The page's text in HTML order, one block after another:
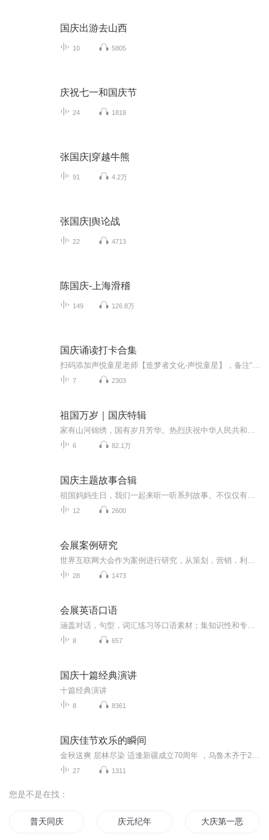
国庆出游去山西
10 5805
庆祝七一和国庆节
24 1818
张国庆|穿越牛熊
91 4.2万
张国庆|舆论战
22 4713
陈国庆-上海滑稽
149 126.8万
国庆诵读打卡合集
7 2303
祖国万岁｜国庆特辑
6 82.1万
国庆主题故事合辑
12 2600
会展案例研究
28 1473
会展英语口语
8 657
国庆十篇经典演讲
十篇经典演讲
8 8361
国庆佳节欢乐的瞬间
27 1311
您是不是在找：
普天同庆 庆元纪年 大庆第一恶